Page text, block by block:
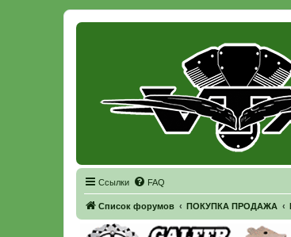
Ссылки FAQ
Список форумов ПОКУПКА ПРОДАЖА